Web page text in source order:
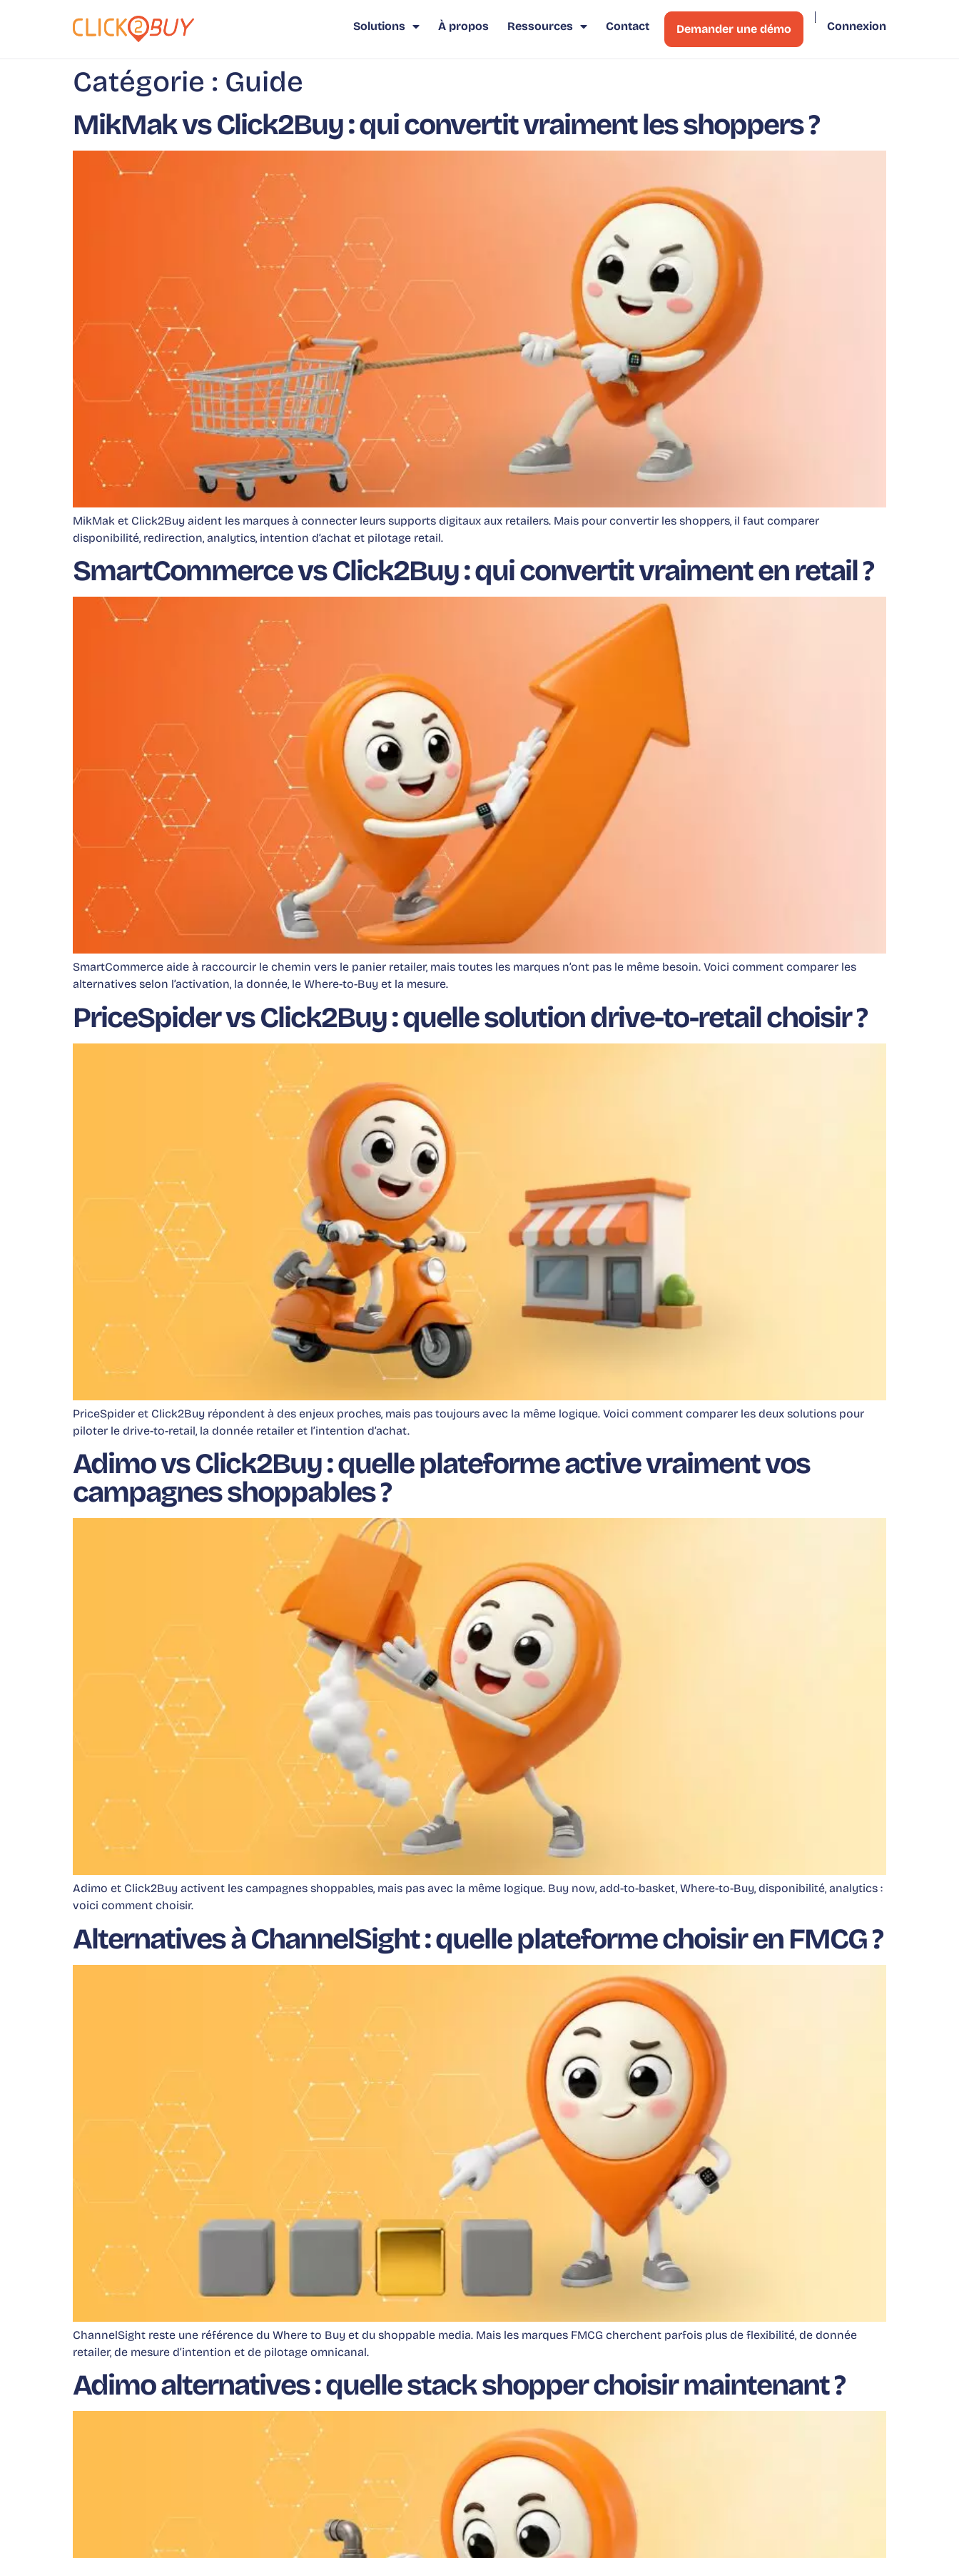
Solutions À propos Ressources Contact Demander une démo Connexion
Catégorie : Guide
MikMak vs Click2Buy : qui convertit vraiment les shoppers ?
MikMak et Click2Buy aident les marques à connecter leurs supports digitaux aux retailers. Mais pour convertir les shoppers, il faut comparer
disponibilité, redirection, analytics, intention d’achat et pilotage retail.
SmartCommerce vs Click2Buy : qui convertit vraiment en retail ?
SmartCommerce aide à raccourcir le chemin vers le panier retailer, mais toutes les marques n’ont pas le même besoin. Voici comment comparer les
alternatives selon l’activation, la donnée, le Where-to-Buy et la mesure.
PriceSpider vs Click2Buy : quelle solution drive-to-retail choisir ?
PriceSpider et Click2Buy répondent à des enjeux proches, mais pas toujours avec la même logique. Voici comment comparer les deux solutions pour
piloter le drive-to-retail, la donnée retailer et l’intention d’achat.
Adimo vs Click2Buy : quelle plateforme active vraiment vos
campagnes shoppables ?
Adimo et Click2Buy activent les campagnes shoppables, mais pas avec la même logique. Buy now, add-to-basket, Where-to-Buy, disponibilité, analytics :
voici comment choisir.
Alternatives à ChannelSight : quelle plateforme choisir en FMCG ?
ChannelSight reste une référence du Where to Buy et du shoppable media. Mais les marques FMCG cherchent parfois plus de flexibilité, de donnée
retailer, de mesure d’intention et de pilotage omnicanal.
Adimo alternatives : quelle stack shopper choisir maintenant ?